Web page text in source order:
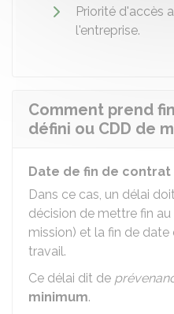
Priorité d'accès
l'entreprise.
Comment prend
défini ou CDD de
Date de fin de contrat
Dans ce cas, un délai
décision de mettre fin
mission) et la fin de
travail.
Ce délai dit de
minimum.